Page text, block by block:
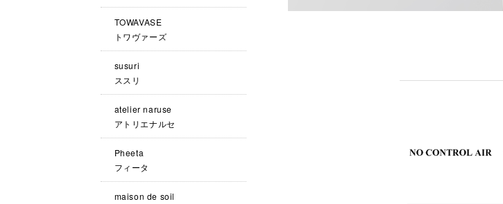
TOWAVASE
トワヴァーズ
susuri
ススリ
atelier naruse
アトリエナルセ
Pheeta
フィータ
maison de soil